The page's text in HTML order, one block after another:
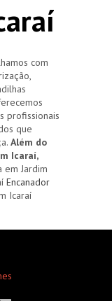
com
profissionais
que
Além do
Icaraí,
Jardim
Encanador
Icaraí